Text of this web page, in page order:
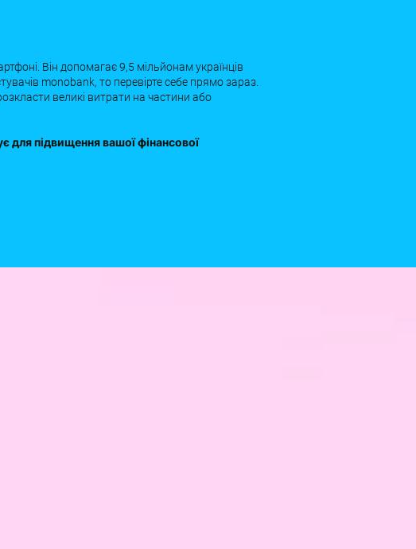
Він допомагає 9,5 мільйонам українців
monobank, то перевірте себе прямо зараз.
великі витрати на частини або
для підвищення вашої фінансової